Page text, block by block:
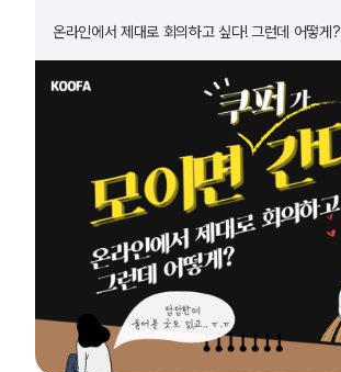
온라인에서 제대로 회의하고 싶다! 그런데 어떻게?